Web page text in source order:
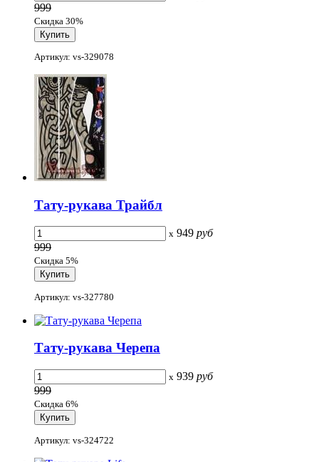
999
Скидка 30%
Артикул: vs-329078
Тату-рукава Трайбл
x 949 руб
999
Скидка 5%
Артикул: vs-327780
Тату-рукава Черепа
x 939 руб
999
Скидка 6%
Артикул: vs-324722